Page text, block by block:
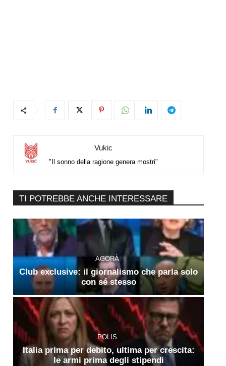
Vukic
"Il sonno della ragione genera mostri"
TI POTREBBE ANCHE INTERESSARE
AGORÀ
Club exclusive: il giornalismo che parla solo
con sé stesso
POLIS
Italia prima per debito, ultima per crescita:
le armi prima degli stipendi